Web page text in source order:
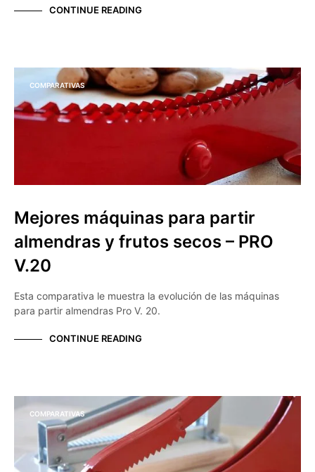
CONTINUE READING
COMPARATIVAS
Mejores máquinas para partir
almendras y frutos secos – PRO
V.20
Esta comparativa le muestra la evolución de las máquinas
para partir almendras Pro V. 20.
CONTINUE READING
COMPARATIVAS